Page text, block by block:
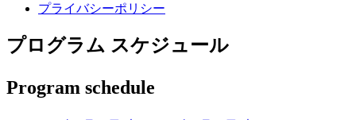
プライバシーポリシー
プログラム スケジュール
Program schedule